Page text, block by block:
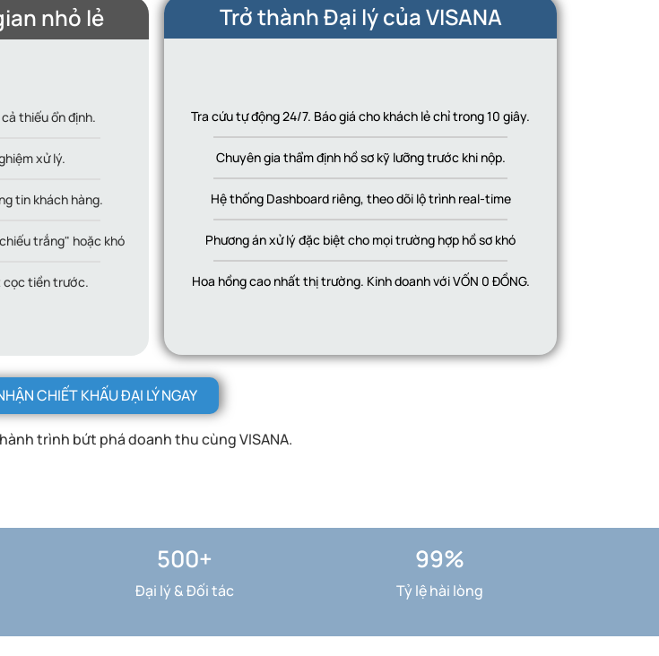
nhỏ lẻ
thiếu ổn định.
xử lý.
tin khách hàng.
trắng" hoặc khó
cọc tiền trước.
Trở thành Đại lý của VISANA
Tra cứu tự động 24/7. Báo giá cho khách lẻ chỉ trong 10 giây.
Chuyên gia thẩm định hồ sơ kỹ lưỡng trước khi nộp.
Hệ thống Dashboard riêng, theo dõi lộ trình real-time
Phương án xử lý đặc biệt cho mọi trường hợp hồ sơ khó
Hoa hồng cao nhất thị trường. Kinh doanh với VỐN 0 ĐỒNG.
CHIẾT KHẤU ĐẠI LÝ NGAY
trình bứt phá doanh thu cùng VISANA.
500+
Đại lý & Đối tác
99%
Tỷ lệ hài lòng